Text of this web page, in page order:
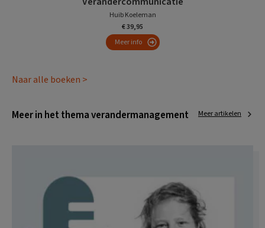
Huib Koeleman
€ 39,95
Meer info
Naar alle boeken >
Meer in het thema verandermanagement Meer artikelen